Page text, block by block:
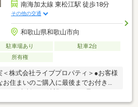
南海加太線 東松江駅 徒歩18分
その他の交通
和歌山県和歌山市向
駐車場あり
駐車2台
所有権
＜株式会社ライブプロパティ＞●お客様
住まいのご購入に最後までお付き添
ンのご相談・・・しっかりとお聞き